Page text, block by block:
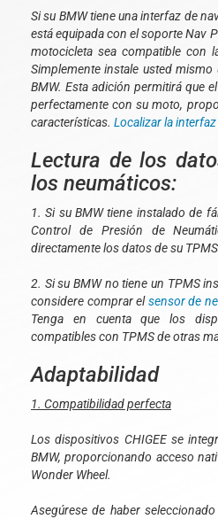
Si su BMW tiene una interfaz de
está equipada con el soporte Nav
motocicleta sea compatible con
Simplemente instale usted
BMW. Esta adición permitirá que
perfectamente con su moto,
características. Localizar la
Lectura de los
los neumáticos:
1. Si su BMW tiene instalado de
Control de Presión de
directamente los datos de su TPMS
2. Si su BMW no tiene un TPMS
considere comprar elsensor de
Tenga en cuenta que los
compatibles con TPMS de otras
Adaptabilidad
1. Compatibilidad perfecta
Los dispositivos CHIGEE se
BMW, proporcionando acceso
Wonder Wheel.
Asegúrese de haber